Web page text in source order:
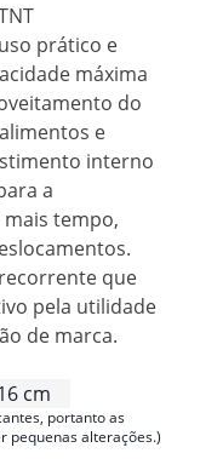
prático e
máxima
do
e
interno
a
tempo,
que
pela utilidade
de marca.
cm
portanto as
pequenas alterações.)